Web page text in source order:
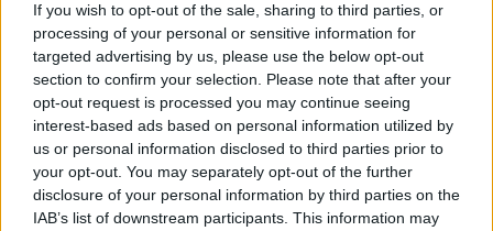
If you wish to opt-out of the sale, sharing to third parties, or
processing of your personal or sensitive information for
targeted advertising by us, please use the below opt-out
section to confirm your selection. Please note that after your
opt-out request is processed you may continue seeing
interest-based ads based on personal information utilized by
us or personal information disclosed to third parties prior to
your opt-out. You may separately opt-out of the further
disclosure of your personal information by third parties on the
IAB’s list of downstream participants. This information may
Πολιτική|13.10.2024 11:11
Τα κίνητρα για τις Στρατιωτικές Σχολές
και η ανάταξη του ΕΣΥ στην εβδομαδιαία
ανασκόπηση του Μητσοτάκη
«Προτεραιότητα μας η στήριξη του ΕΣΥ»,
τονίζει ο πρωθυπουργός - Η ανασκόπησή
του